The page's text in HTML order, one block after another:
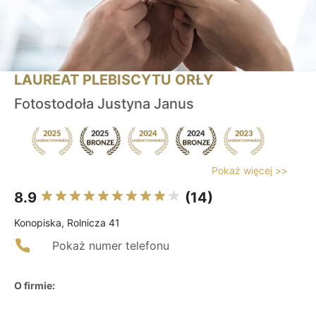
LAUREAT PLEBISCYTU ORŁY
Fotostodoła Justyna Janus
Pokaż więcej >>
8.9 (14)
Konopiska, Rolnicza 41
Pokaż numer telefonu
O firmie: